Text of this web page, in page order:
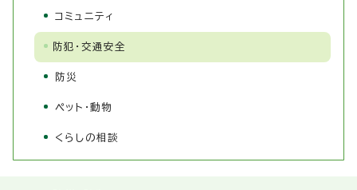
コミュニティ
防犯・交通安全
防災
ペット・動物
くらしの相談